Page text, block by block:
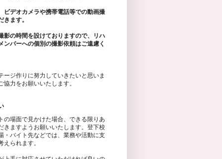
ビデオカメラや携帯電話等での動画撮
ます。
影の時間を設けておりますので、リハ
ンバーへの個別の撮影依頼はご遠慮く
ージ作りに努力していきたいと思いま
力をお願いいたします。
の場面で見かけた場合、できる限りあ
きますようお願いいたします。登下校
・バイト先などでは、業務や活動に支
られます。